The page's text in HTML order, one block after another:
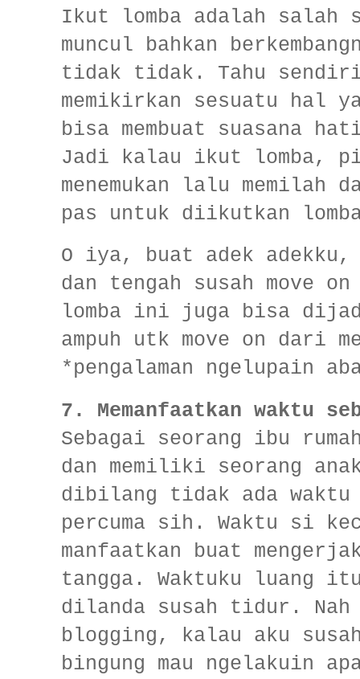
Ikut lomba adalah salah
muncul bahkan
tidak tidak. Tahu sendiri
memikirkan sesuatu hal
bisa membuat suasana
Jadi kalau ikut lomba,
menemukan lalu memilah
pas untuk diikutkan
O iya, buat adek adekku,
dan tengah susah move
lomba ini juga bisa
ampuh utk move on dari
*pengalaman ngelupain
7.
Memanfaatkan waktu
Sebagai seorang ibu
dan memiliki seorang
dibilang tidak ada waktu
percuma sih. Waktu si
manfaatkan buat
tangga. Waktuku luang
dilanda susah tidur. Nah
blogging, kalau aku
bingung mau ngelakuin